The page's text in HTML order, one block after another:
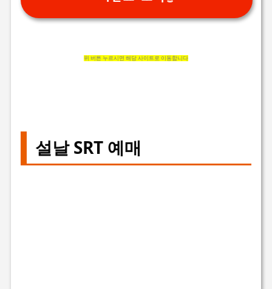
위 버튼 누르시면 해당 사이트로 이동합니다
설날 SRT 예매